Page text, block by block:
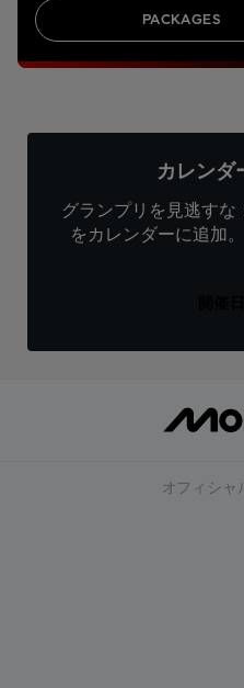
PACKAGES
カレンダ
グランプリを見逃すな
をカレンダーに追加
オフィシャ